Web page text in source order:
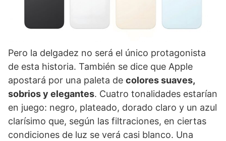
Pero la delgadez no será el único protagonista
de esta historia. También se dice que Apple
apostará por una paleta de colores suaves,
sobrios y elegantes. Cuatro tonalidades estarían
en juego: negro, plateado, dorado claro y un azul
clarísimo que, según las filtraciones, en ciertas
condiciones de luz se verá casi blanco. Una